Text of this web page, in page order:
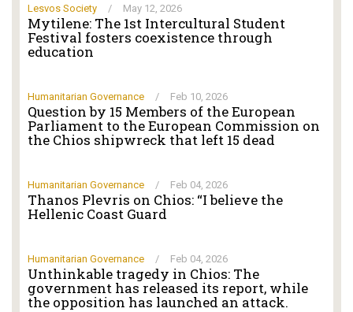
Lesvos Society / May 12, 2026
Mytilene: The 1st Intercultural Student
Festival fosters coexistence through
education
Humanitarian Governance / Feb 10, 2026
Question by 15 Members of the European
Parliament to the European Commission on
the Chios shipwreck that left 15 dead
Humanitarian Governance / Feb 04, 2026
Thanos Plevris on Chios: “I believe the
Hellenic Coast Guard
Humanitarian Governance / Feb 04, 2026
Unthinkable tragedy in Chios: The
government has released its report, while
the opposition has launched an attack.